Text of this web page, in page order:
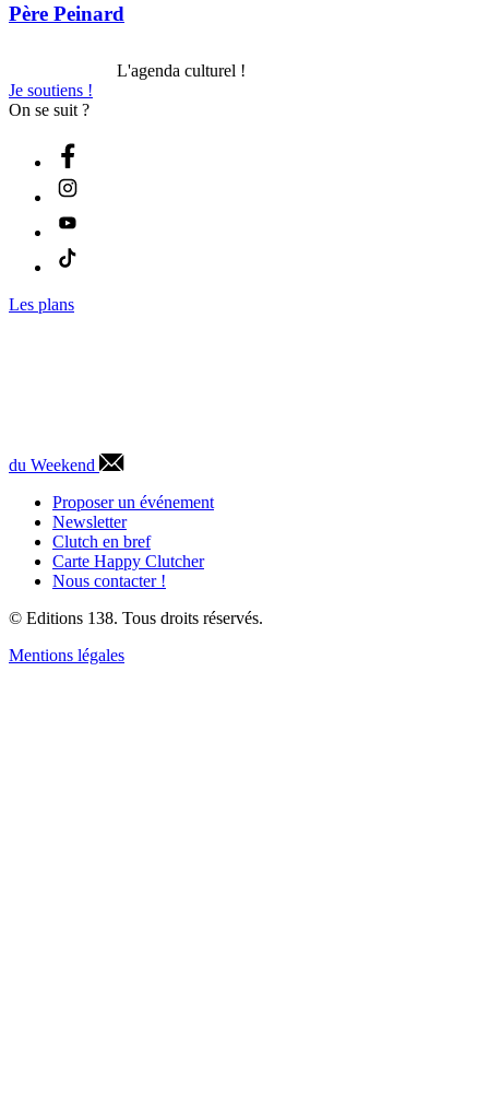
Père Peinard
L'agenda culturel !
Je soutiens !
On se suit ?
Les plans
du Weekend
Proposer un événement
Newsletter
Clutch en bref
Carte Happy Clutcher
Nous contacter !
© Editions 138. Tous droits réservés.
Mentions légales